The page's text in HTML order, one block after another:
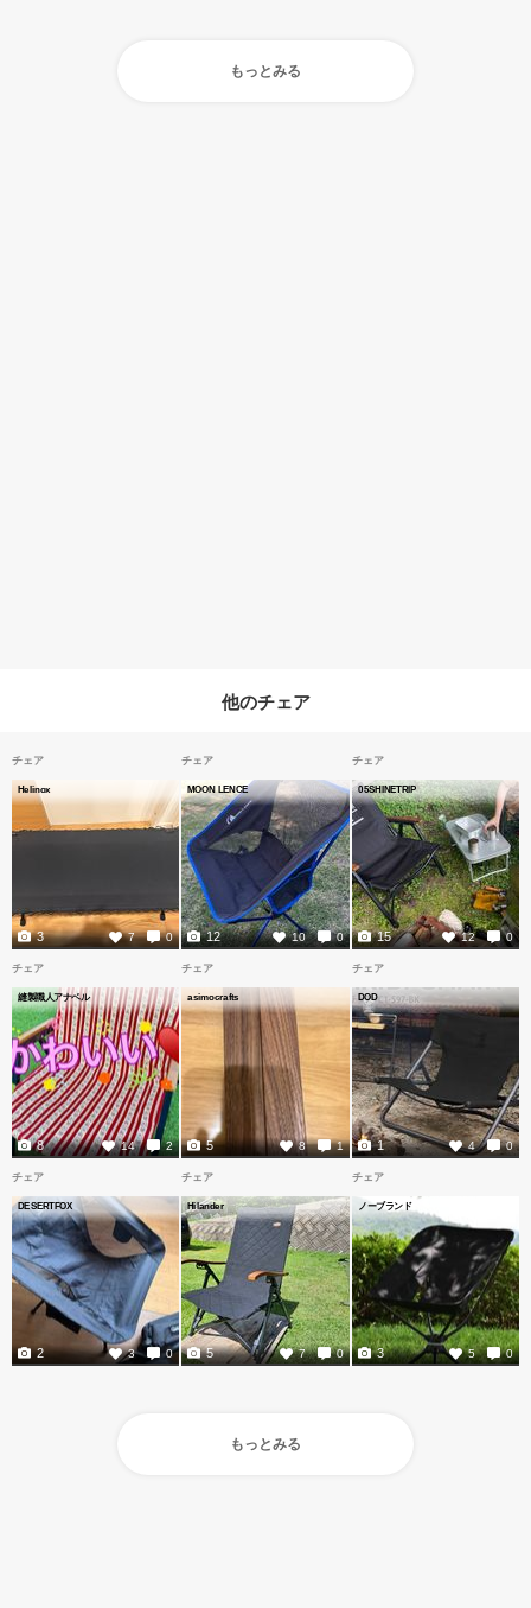
もっとみる
他のチェア
チェア
Helinox
7 0
3
チェア
MOON LENCE
10 0
12
チェア
05SHINETRIP
12 0
15
チェア
縫製職人アナベル
14 2
8
チェア
asimocrafts
8 1
5
チェア
DOD
4 0
1
チェア
DESERTFOX
3 0
2
チェア
Hilander
7 0
5
チェア
ノーブランド
5 0
3
もっとみる